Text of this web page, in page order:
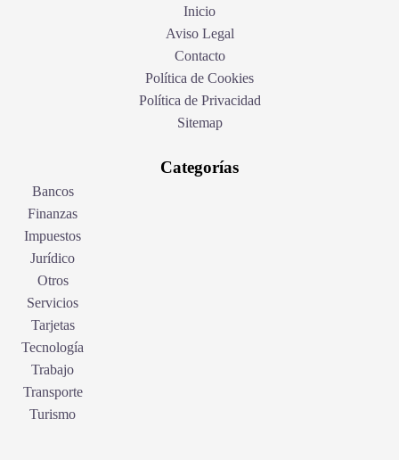
Inicio
Aviso Legal
Contacto
Política de Cookies
Política de Privacidad
Sitemap
Categorías
Bancos
Finanzas
Impuestos
Jurídico
Otros
Servicios
Tarjetas
Tecnología
Trabajo
Transporte
Turismo